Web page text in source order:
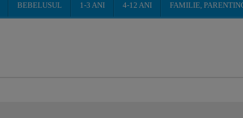
BEBELUSUL 1-3 ANI 4-12 ANI FAMILIE,